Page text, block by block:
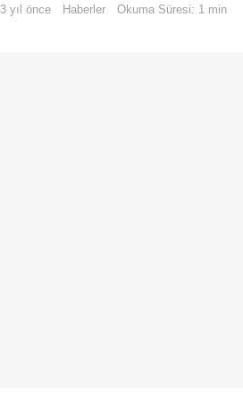
3 yıl önce Haberler Okuma Süresi: 1 min